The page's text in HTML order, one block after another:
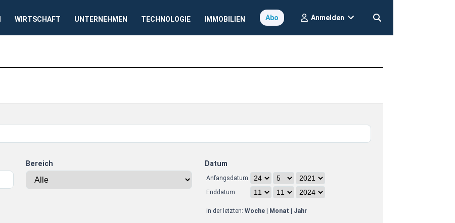
WIRTSCHAFT UNTERNEHMEN TECHNOLOGIE IMMOBILIEN Abo Anmelden
Bereich Datum
Anfangsdatum
Enddatum
in der letzten: Woche| Monat Jahr